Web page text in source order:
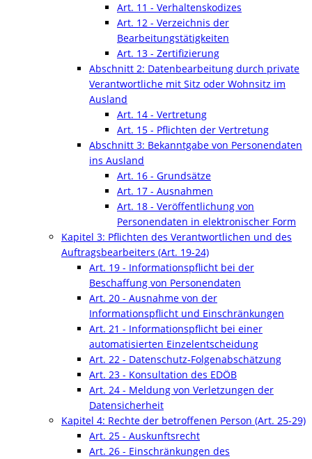
Art. 11 - Verhaltenskodizes
Art. 12 - Verzeichnis der
Bearbeitungstätigkeiten
Art. 13 - Zertifizierung
Abschnitt 2: Datenbearbeitung durch private
Verantwortliche mit Sitz oder Wohnsitz im
Ausland
Art. 14 - Vertretung
Art. 15 - Pflichten der Vertretung
Abschnitt 3: Bekanntgabe von Personendaten
ins Ausland
Art. 16 - Grundsätze
Art. 17 - Ausnahmen
Art. 18 - Veröffentlichung von
Personendaten in elektronischer Form
Kapitel 3: Pflichten des Verantwortlichen und des
Auftragsbearbeiters (Art. 19-24)
Art. 19 - Informationspflicht bei der
Beschaffung von Personendaten
Art. 20 - Ausnahme von der
Informationspflicht und Einschränkungen
Art. 21 - Informationspflicht bei einer
automatisierten Einzelentscheidung
Art. 22 - Datenschutz-Folgenabschätzung
Art. 23 - Konsultation des EDÖB
Art. 24 - Meldung von Verletzungen der
Datensicherheit
Kapitel 4: Rechte der betroffenen Person (Art. 25-29)
Art. 25 - Auskunftsrecht
Art. 26 - Einschränkungen des